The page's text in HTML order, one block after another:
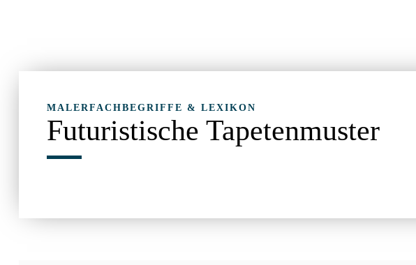
MALERFACHBEGRIFFE & LEXIKON
Futuristische Tapetenmuster